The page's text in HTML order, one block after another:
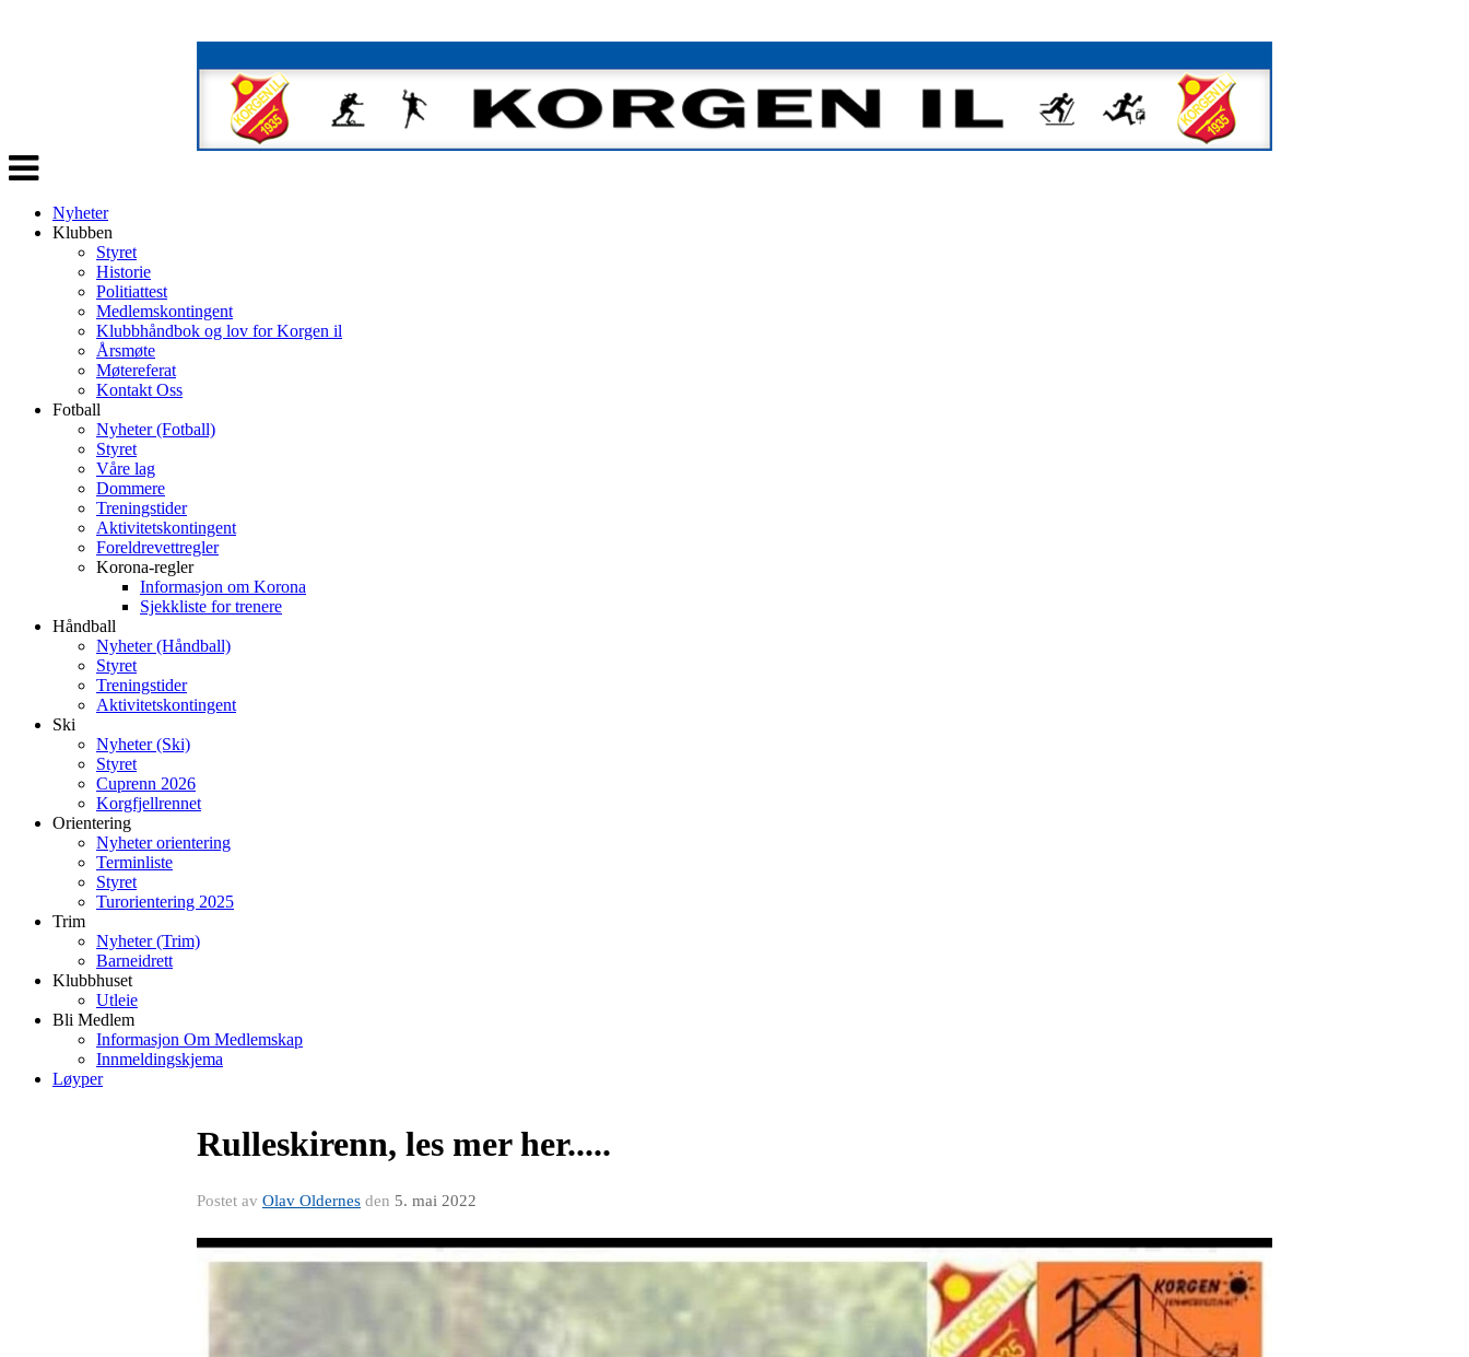
Veksle
navigasjon
Nyheter
Klubben
Styret
Historie
Politiattest
Medlemskontingent
Klubbhåndbok og lov for Korgen il
Årsmøte
Møtereferat
Kontakt Oss
Fotball
Nyheter (Fotball)
Styret
Våre lag
Dommere
Treningstider
Aktivitetskontingent
Foreldrevettregler
Korona-regler
Informasjon om Korona
Sjekkliste for trenere
Håndball
Nyheter (Håndball)
Styret
Treningstider
Aktivitetskontingent
Ski
Nyheter (Ski)
Styret
Cuprenn 2026
Korgfjellrennet
Orientering
Nyheter orientering
Terminliste
Styret
Turorientering 2025
Trim
Nyheter (Trim)
Barneidrett
Klubbhuset
Utleie
Bli Medlem
Informasjon Om Medlemskap
Innmeldingskjema
Løyper
Rulleskirenn, les mer her.....
Postet av Olav Oldernes den 5. mai 2022